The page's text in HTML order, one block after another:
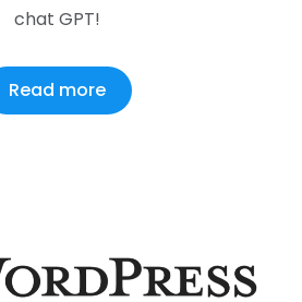
chat GPT!
Read more